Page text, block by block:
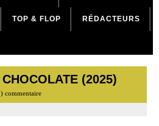
TOP & FLOP RÉDACTEURS
(2025)
) commentaire